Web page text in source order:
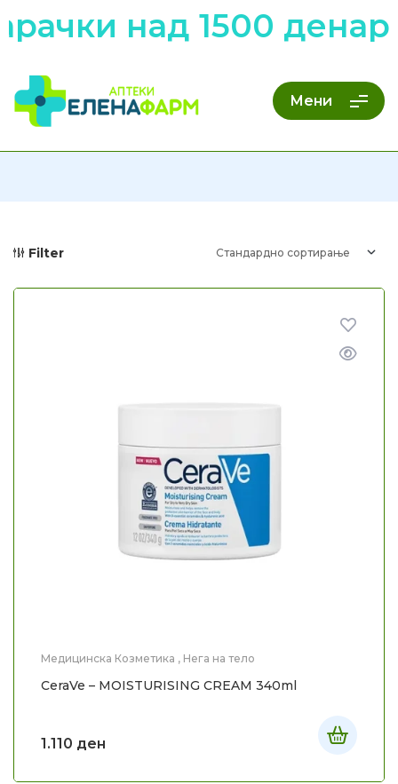
над 1500
Мени
Filter
Медицинска Козметика , Нега на тело
CeraVe – MOISTURISING CREAM 340ml
1.110 ден